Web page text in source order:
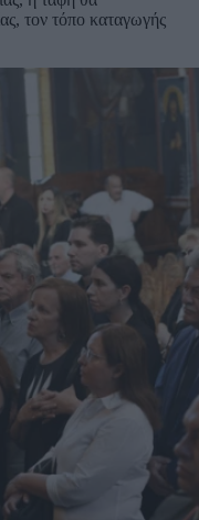
τον τόπο καταγωγής